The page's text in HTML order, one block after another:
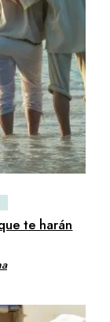
te harán